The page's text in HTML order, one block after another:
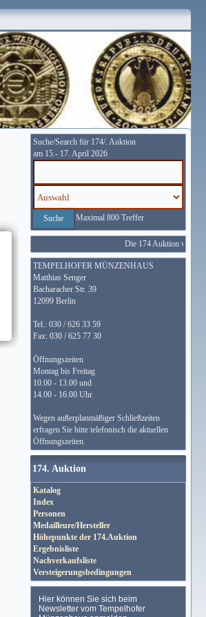
Suche/Search für 174/. Auktion
am 15.- 17. April 2026
Maximal 800 Treffer
Die 174 Auktion wird
TEMPELHOFER MÜNZENHAUS
Matthias Senger
Bacharacher Str. 39
12099 Berlin
Tel.: 030 / 626 33 59
Fax: 030 / 625 77 30
Öffnungszeiten
Montag bis Freitag
10.00 - 13.00 und
14.00 - 16.00 Uhr
Wegen außerplanmäßiger Schließzeiten
erfragen Sie bitte telefonisch die aktuellen
Öffnungszeiten.
174. Auktion
Katalog
Index
Personen
Medailleure/Hersteller
Höhepunkte der 174.Auktion
Ergebnisliste
Nachverkaufsliste
Versteigerungsbedingungen